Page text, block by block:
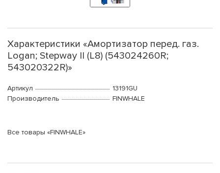
Характеристики «Амортизатор перед. газ.
Logan; Stepway II (L8) (543024260R;
543020322R)»
Артикул
13191GU
Производитель
FINWHALE
Все товары «FINWHALE»